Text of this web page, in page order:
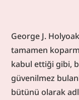
George J.
tamamen
kabul ettiği gibi,
güvenilmez
bütünü olarak